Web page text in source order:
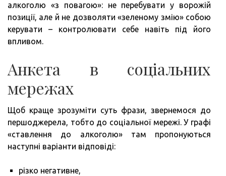
алкоголю «з повагою»: не перебувати у ворожій
позиції, але й не дозволяти «зеленому змію» собою
керувати – контролювати себе навіть під його
впливом.
Анкета в соціальних
мережах
Щоб краще зрозуміти суть фрази, звернемося до
першоджерела, тобто до соціальної мережі. У графі
«ставлення до алкоголю» там пропонуються
наступні варіанти відповіді:
різко негативне,